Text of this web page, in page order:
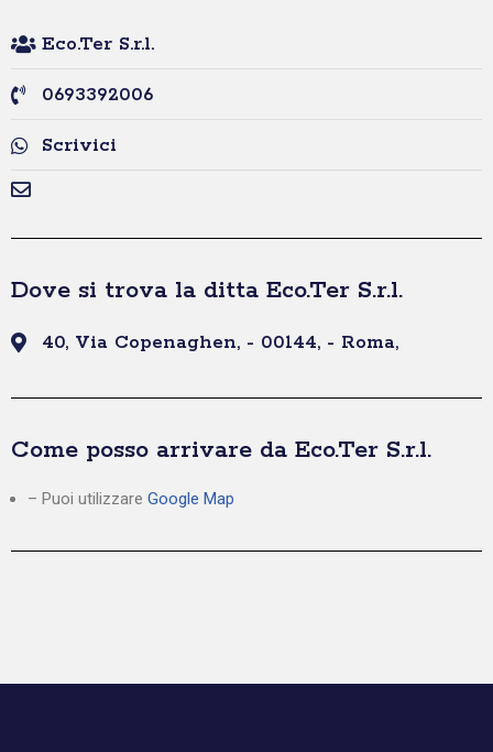
Eco.Ter S.r.l.
0693392006
Scrivici
Dove si trova la ditta Eco.Ter S.r.l.
40, Via Copenaghen, - 00144, - Roma,
Come posso arrivare da Eco.Ter S.r.l.
– Puoi utilizzare Google Map